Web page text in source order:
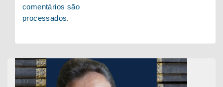
comentários são
processados.